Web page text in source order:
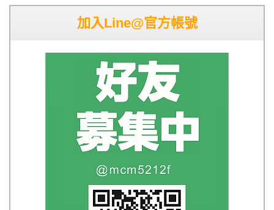
加入Line@官方帳號